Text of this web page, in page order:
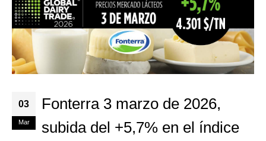
03
Mar
Fonterra 3 marzo de 2026,
subida del +5,7% en el índice